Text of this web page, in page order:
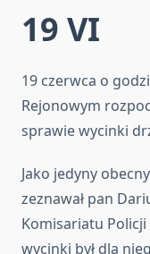
19 VI
19 czerwca o
Rejonowym
sprawie wycinki
Jako jedyny
zeznawał pan
Komisariatu
wycinki był dla